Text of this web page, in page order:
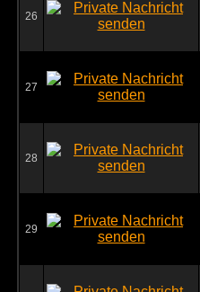
26
27
28
29